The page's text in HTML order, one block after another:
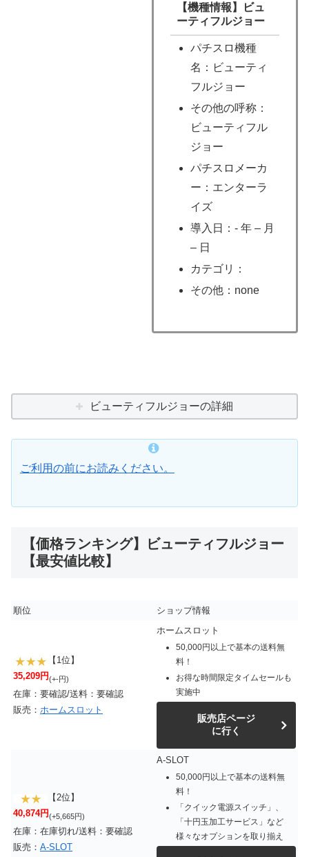
【機種情報】ビュ
ーティフルジョー
パチスロ機種
名：ビューティ
フルジョー
その他の呼称：
ビューティフル
ジョー
パチスロメーカ
ー：エンターラ
イズ
導入日：- 年 – 月
– 日
カテゴリ：
その他：none
ビューティフルジョーの詳細
ご利用の前にお読みください。
【価格ランキング】ビューティフルジョー
【最安値比較】
順位 ショップ情報
【1位】
35,209円(+-円)
在庫：要確認/送料：要確認
販売： ホームスロット
ホームスロット
50,000円以上で基本の送料無
料！
お得な時間限定タイムセールも
実施中
販売店ページ
に行く
【2位】
40,874円(+5,665円)
在庫：在庫切れ/送料：要確認
販売： A-SLOT
A-SLOT
50,000円以上で基本の送料無
料！
「クイック電源スイッチ」、
「十円玉加工サービス」など
様々なオプションを取り揃え